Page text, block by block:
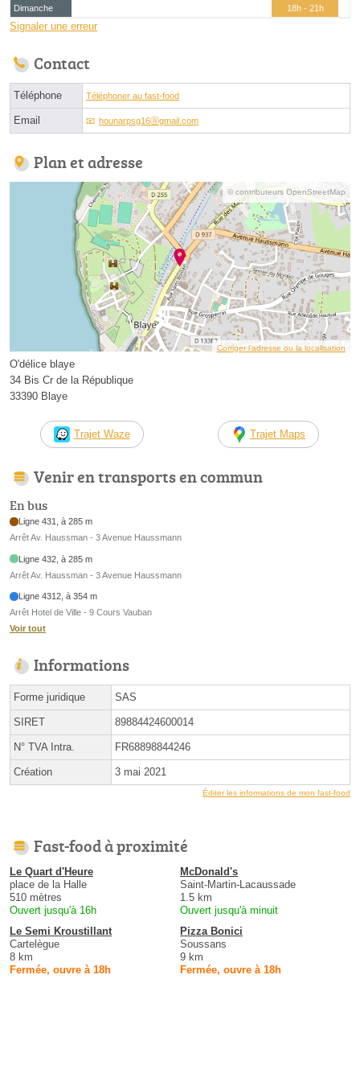
Dimanche
18h - 21h
Signaler une erreur
Contact
Téléphone Téléphoner au fast-food
Email hounarpsg16ⓐgmail.com
Plan et adresse
© contributeurs OpenStreetMap
Corriger l’adresse ou la localisation
O'délice blaye
34 Bis Cr de la République
33390 Blaye
Trajet Waze Trajet Maps
Venir en transports en commun
En bus
Ligne 431, à 285 m
Arrêt Av. Haussman - 3 Avenue Haussmann
Ligne 432, à 285 m
Arrêt Av. Haussman - 3 Avenue Haussmann
Ligne 4312, à 354 m
Arrêt Hotel de Ville - 9 Cours Vauban
Voir tout
Informations
Forme juridique SAS
SIRET 89884424600014
N° TVA Intra. FR68898844246
Création 3 mai 2021
Éditer les informations de mon fast-food
Fast-food à proximité
Le Quart d'Heure
place de la Halle
510 mètres
Ouvert jusqu'à 16h
McDonald's
Saint-Martin-Lacaussade
1.5 km
Ouvert jusqu'à minuit
Le Semi Kroustillant
Cartelègue
8 km
Fermée, ouvre à 18h
Pizza Bonici
Soussans
9 km
Fermée, ouvre à 18h